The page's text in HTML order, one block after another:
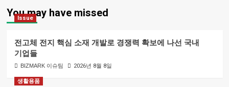
You may have missed
Issue
전고체 전지 핵심 소재 개발로 경쟁력 확보에 나선 국내
기업들
BIZMARK 이슈팀 2026년 8월 8일
생활용품